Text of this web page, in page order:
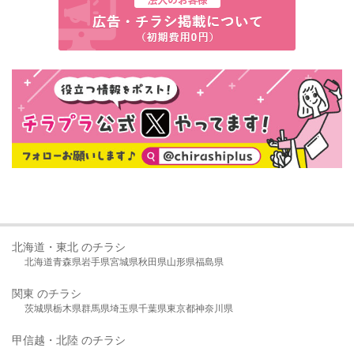
北海道・東北 のチラシ
北海道青森県岩手県宮城県秋田県山形県福島県
関東 のチラシ
茨城県栃木県群馬県埼玉県千葉県東京都神奈川県
甲信越・北陸 のチラシ